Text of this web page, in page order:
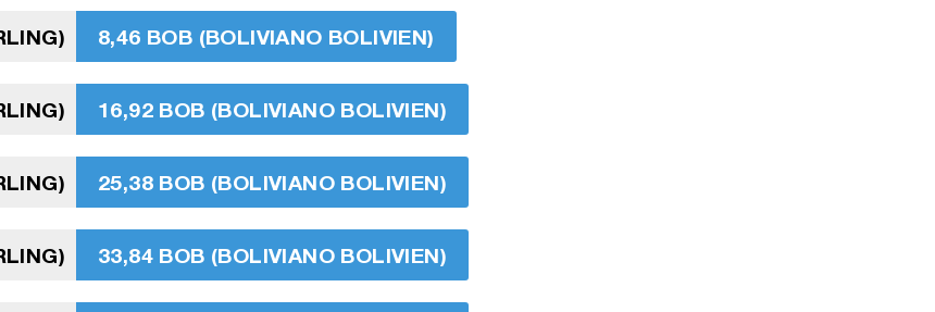
8,46 BOB (BOLIVIANO BOLIVIEN)
16,92 BOB (BOLIVIANO BOLIVIEN)
25,38 BOB (BOLIVIANO BOLIVIEN)
33,84 BOB (BOLIVIANO BOLIVIEN)